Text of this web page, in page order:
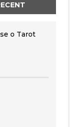
o Tarot